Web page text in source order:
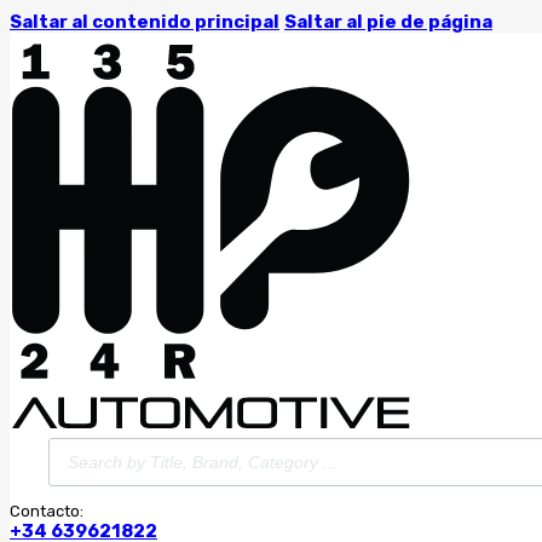
Saltar al contenido principal Saltar al pie de página
Búsqueda
de
productos
Contacto:
+34 639621822